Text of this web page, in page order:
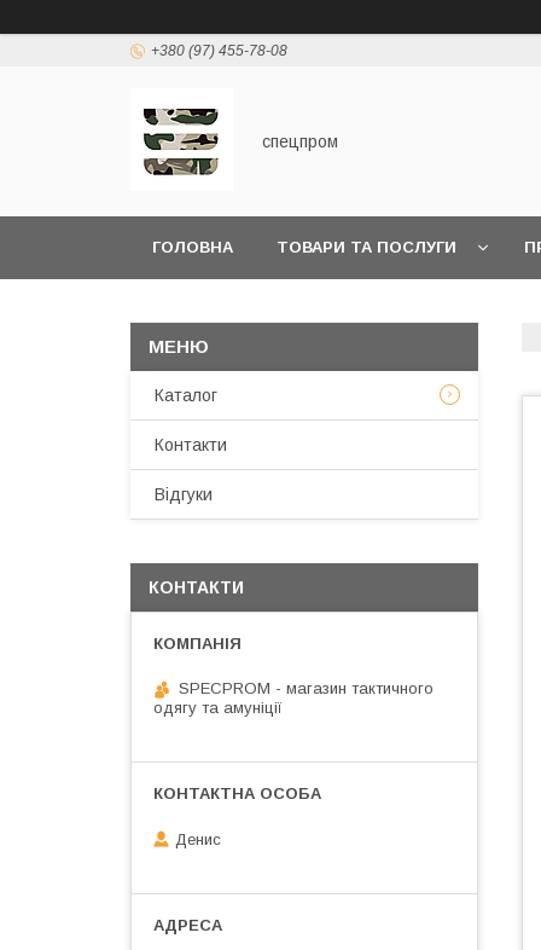
+380 (97) 455-78-08
спецпром
ГОЛОВНА ТОВАРИ ТА ПОСЛУГИ
Каталог
Контакти
Відгуки
КОНТАКТИ
SPECPROM - магазин тактичного
одягу та амуніції
Денис